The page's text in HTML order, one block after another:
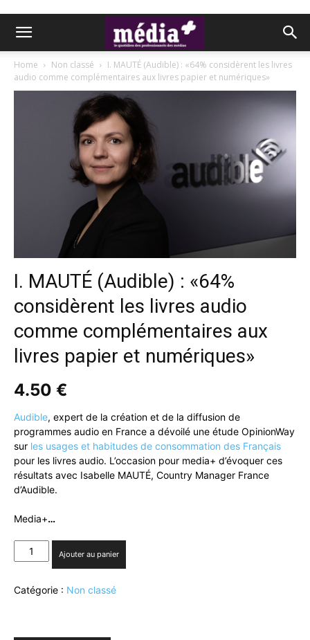
Home Non classé
I. MAUTÉ (Audible) : «64% considèrent les livres
audio comme complémentaires aux livres papier et numériques»
I. MAUTÉ (Audible) : «64%
considèrent les livres audio
comme complémentaires aux
livres papier et numériques»
4.50 €
Audible, expert de la création et de la diffusion de
programmes audio en France a dévoilé une étude OpinionWay
sur les usages et habitudes de consommation des Français
pour les livres audio. L’occasion pour media+ d’évoquer ces
résultats avec Isabelle MAUTÉ, Country Manager France
d’Audible.
Media+…
quantité
de
MAUTÉ
Ajouter au panier
Catégorie : Non classé